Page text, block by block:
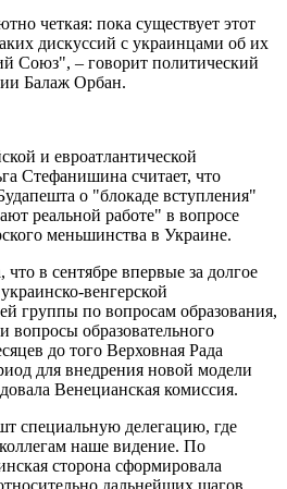
четкая: пока существует этот
дискуссий с украинцами об их
Союз", – говорит политический
Балаж Орбан.
и евроатлантической
Стефанишина считает, что
о "блокаде вступления"
реальной работе" в вопросе
меньшинства в Украине.
в сентябре впервые за долгое
венгерской
группы по вопросам образования,
вопросы образовательного
до того Верховная Рада
для внедрения новой модели
Венецианская комиссия.
специальную делегацию, где
наше видение. По
сторона сформировала
дальнейших шагов.